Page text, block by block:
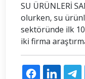
SU ÜRÜNLERİ
olurken, su
sektöründe ilk
iki firma